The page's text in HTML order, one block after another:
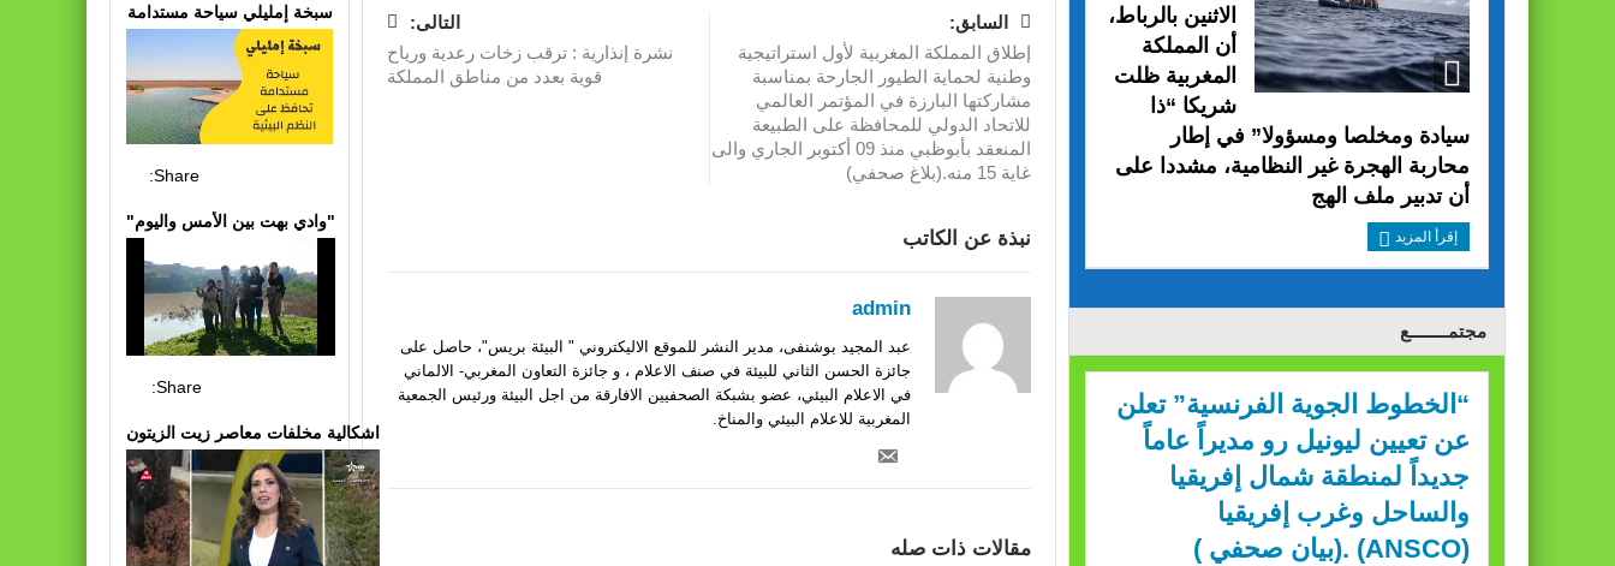
السابق:
إطلاق المملكة المغربية لأول استراتيجية
وطنية لحماية الطيور الجارحة بمناسبة
مشاركتها البارزة في المؤتمر العالمي
للاتحاد الدولي للمحافظة على الطبيعة
المنعقد بأبوظبي منذ 09 أكتوبر الجاري والى
غاية 15 منه.(بلاغ صحفي)
التالى:
نشرة إنذارية : ترقب زخات رعدية ورياح
قوية بعدد من مناطق المملكة
نبذة عن الكاتب
admin
عبد المجيد بوشنفى، مدير النشر للموقع الاليكتروني " البيئة بريس"، حاصل على
جائزة الحسن الثاني للبيئة في صنف الاعلام ، و جائزة التعاون المغربي- الالماني
في الاعلام البيئي، عضو بشبكة الصحفيين الافارقة من اجل البيئة ورئيس الجمعية
المغربية للاعلام البيئي والمناخ.
مقالات ذات صله
سبخة إمليلي سياحة مستدامة
Share:
"وادي بهت بين الأمس واليوم"
Share:
اشكالية مخلفات معاصر زيت الزيتون
الاثنين بالرباط،
أن المملكة
المغربية ظلت
شريكا “ذا
سيادة ومخلصا ومسؤولا” في إطار
محاربة الهجرة غير النظامية، مشددا على
أن تدبير ملف الهج
إقرأ المزيد
مجتمــــــــع
“الخطوط الجوية الفرنسية” تعلن
عن تعيين ليونيل رو مديراً عاماً
جديداً لمنطقة شمال إفريقيا
والساحل وغرب إفريقيا
(ANSCO) .(بيان صحفي )